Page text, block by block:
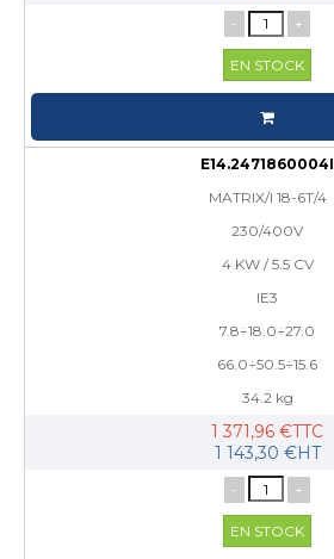
- +
EN STOCK
E14.2471860004I
MATRIX/I 18-6T/4
230/400V
4 KW / 5.5 CV
IE3
7.8÷18.0÷27.0
66.0÷50.5÷15.6
34.2 kg
1 371,96 €TTC
1 143,30 €HT
- +
EN STOCK